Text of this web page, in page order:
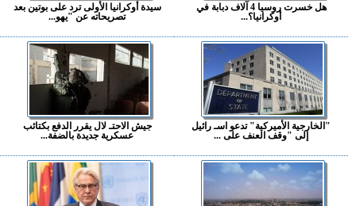
هل خسرت روسيا 4 آلاف دبابة في
أوكرانيا؟...
سيدة أوكرانيا الأولى ترد على بوتين بعد
تصريحاته عن "يهو...
"الخارجية الأميركية" تدعو اسـ رائيل
إلى "وقف العنف على ...
جيش الاحتـ لال يقرر الدفع بكتائب
عسكرية جديدة بالضفة...